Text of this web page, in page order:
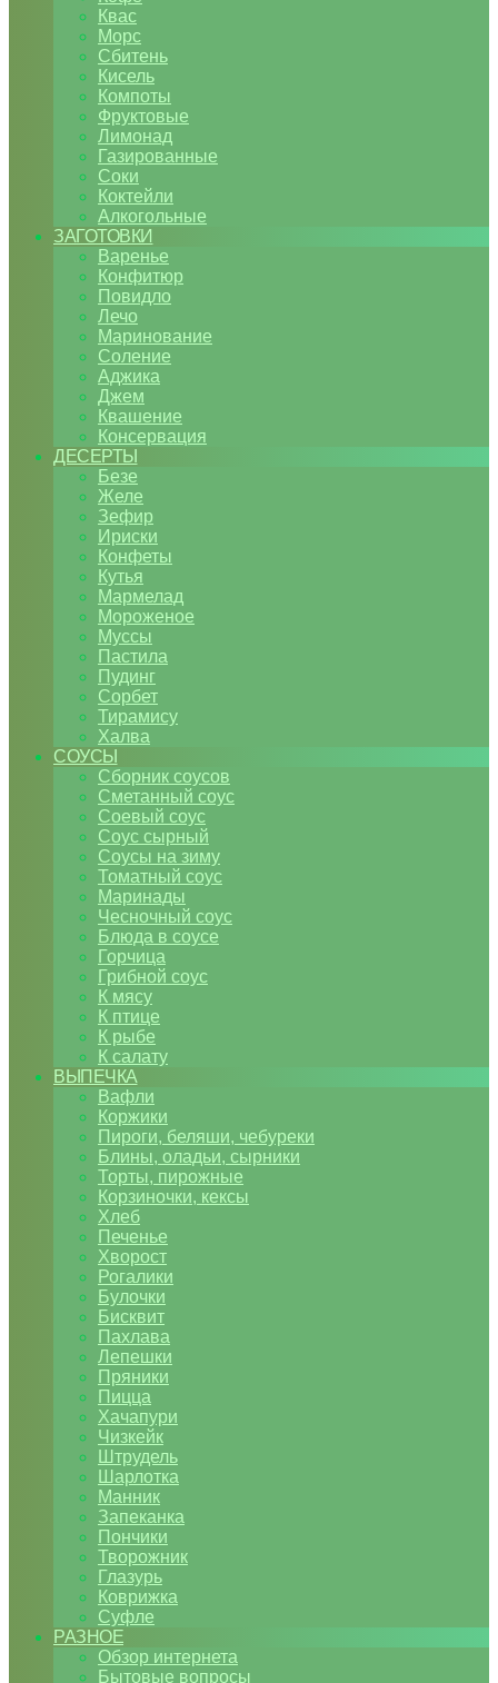
Квас
Морс
Сбитень
Кисель
Компоты
Фруктовые
Лимонад
Газированные
Соки
Коктейли
Алкогольные
ЗАГОТОВКИ
Варенье
Конфитюр
Повидло
Лечо
Маринование
Соление
Аджика
Джем
Квашение
Консервация
ДЕСЕРТЫ
Безе
Желе
Зефир
Ириски
Конфеты
Кутья
Мармелад
Мороженое
Муссы
Пастила
Пудинг
Сорбет
Тирамису
Халва
СОУСЫ
Сборник соусов
Сметанный соус
Соевый соус
Соус сырный
Соусы на зиму
Томатный соус
Маринады
Чесночный соус
Блюда в соусе
Горчица
Грибной соус
К мясу
К птице
К рыбе
К салату
ВЫПЕЧКА
Вафли
Коржики
Пироги, беляши, чебуреки
Блины, оладьи, сырники
Торты, пирожные
Корзиночки, кексы
Хлеб
Печенье
Хворост
Рогалики
Булочки
Бисквит
Пахлава
Лепешки
Пряники
Пицца
Хачапури
Чизкейк
Штрудель
Шарлотка
Манник
Запеканка
Пончики
Творожник
Глазурь
Коврижка
Суфле
РАЗНОЕ
Обзор интернета
Бытовые вопросы